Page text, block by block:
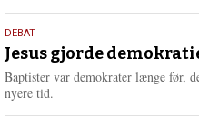
18.
maj
2026
DEBAT
Jesus gjorde
Baptister var demokrater længe før,
nyere tid.